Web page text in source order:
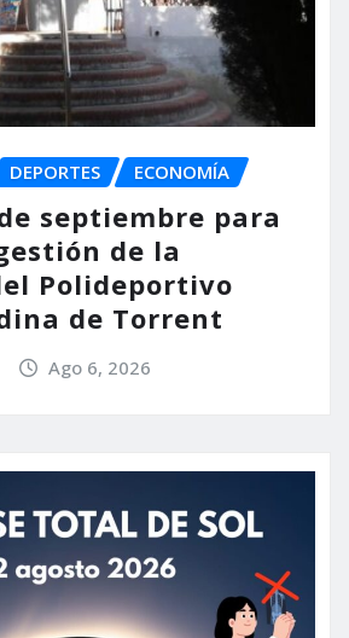
DEPORTES ECONOMÍA
septiembre para
de la
Polideportivo
de Torrent
Ago 6, 2026